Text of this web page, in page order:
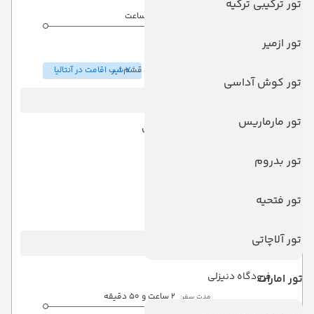
تور ترکیبی ترکیه
تور ازمیر
تور کوش آداسی
تور مارماریس
تور بدروم
تور فتحیه
تور آلاچاتی
تور امارات
قشم ایر
7 شب اقامت در آنتالیا
فرودگاه بین‌المللی امام خمینی
فرودگاه دنیزلی
قشم ایر
تاریخ برگشت :
فرودگاه دنیزلی
مدت سفر: 2 ساعت و 50 دقیقه